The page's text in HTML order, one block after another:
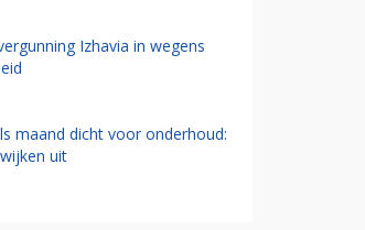
Izhavia in wegens
maand dicht voor onderhoud:
uit